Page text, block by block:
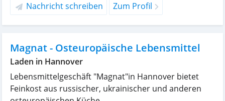
Nachricht schreiben Zum Profil
Magnat - Osteuropäische Lebensmittel
Laden in Hannover
Lebensmittelgeschäft "Magnat"in Hannover bietet
Feinkost aus russischer, ukrainischer und anderen